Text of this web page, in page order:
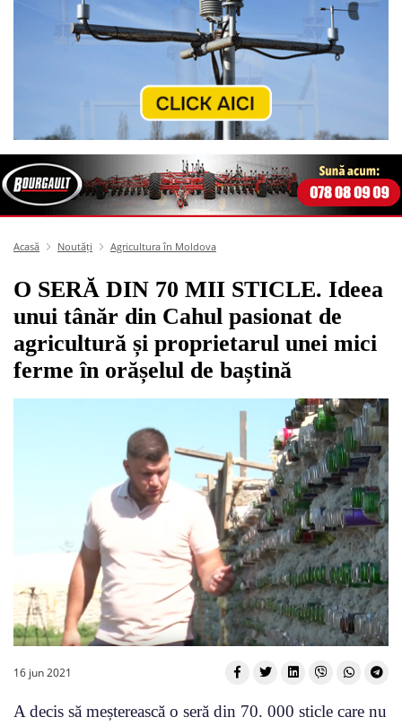
Acasă Noutăți Agricultura în Moldova
O SERĂ DIN 70 MII STICLE. Ideea
unui tânăr din Cahul pasionat de
agricultură și proprietarul unei mici
ferme în orășelul de baștină
16 jun 2021
A decis să meșterească o seră din 70. 000 sticle care nu